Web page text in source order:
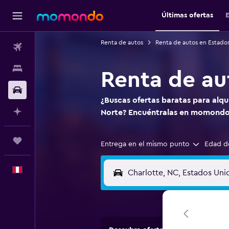
Últimas ofertas
Renta de autos Renta de autos en
Renta de
¿Buscas ofertas baratas para
Norte? Encuéntralas en
Entrega en el mismo punto Edad